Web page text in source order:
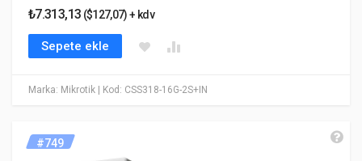
Marka: Mikrotik | Kod: CSS318-16G-2S+IN
₺7.313,13 ($127,07) + kdv
Sepete ekle
#749